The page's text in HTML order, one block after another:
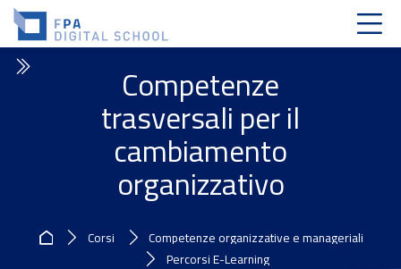
Skip to navigation
Skip to login form
Vai al contenuto principale
Skip to accessibility options
Skip to footer
Skip accessibility options
Competenze
trasversali per il
cambiamento
organizzativo
Home
Corsi
Competenze organizzative e manageriali
Percorsi E-Learning